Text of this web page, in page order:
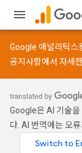
Google 애널리틱스
공지사항에서 자세
Google은 AI 기술을
다. AI 번역에는 오